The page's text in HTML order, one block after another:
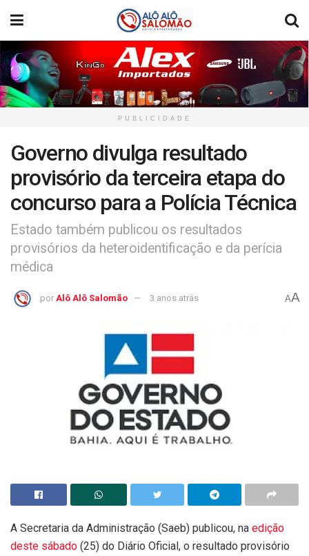
PUBLICIDADE
Governo divulga resultado
provisório da terceira etapa do
concurso para a Polícia Técnica
Estado também publicou os resultados
provisórios da heteroidentificação e da perícia
médica
por Alô Alô Salomão 3 anos atrás AA
A Secretaria da Administração (Saeb) publicou, na edição
deste sábado (25) do Diário Oficial, o resultado provisório